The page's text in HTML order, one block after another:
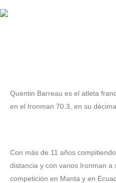
‎Quentin Barreau es el atleta
en el Ironman 70.3, en su
‎Con más de 11 años
distancia y con varios Ironman a
competición en Manta y en